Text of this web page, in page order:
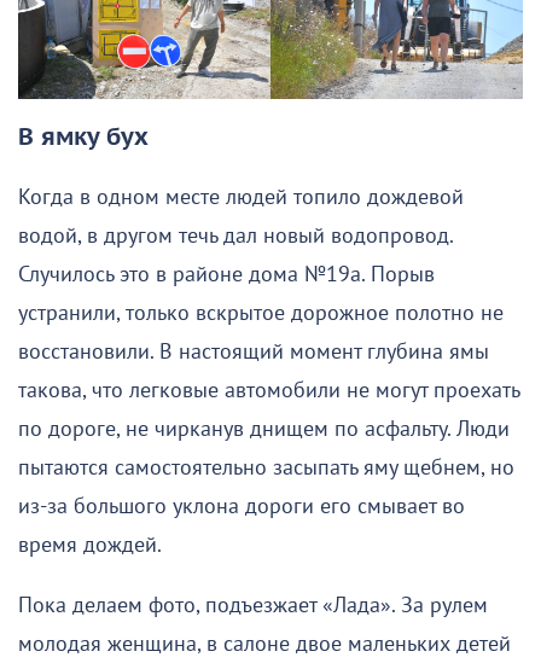
В ямку бух
Когда в одном месте людей топило дождевой
водой, в другом течь дал новый водопровод.
Случилось это в районе дома №19а. Порыв
устранили, только вскрытое дорожное полотно не
восстановили. В настоящий момент глубина ямы
такова, что легковые автомобили не могут проехать
по дороге, не чирканув днищем по асфальту. Люди
пытаются самостоятельно засыпать яму щебнем, но
из-за большого уклона дороги его смывает во
время дождей.
Пока делаем фото, подъезжает «Лада». За рулем
молодая женщина, в салоне двое маленьких детей